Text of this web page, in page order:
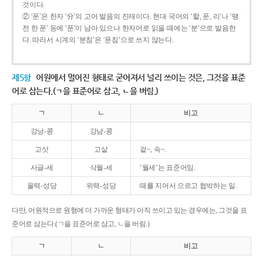
것이다.
② ‘푼’은 한자 ‘分’의 고어 발음의 잔재이다. 현대 국어의 ‘할, 푼, 리’나 ‘땡
전 한 푼’ 등에 ‘푼’이 남아 있으나 한자어로 읽을 때에는 ‘분’으로 발음한
다. 따라서 시계의 ‘분침’은 ‘푼침’으로 쓰지 않는다.
제5항 어원에서 멀어진 형태로 굳어져서 널리 쓰이는 것은, 그것을 표준
어로 삼는다.(ㄱ을 표준어로 삼고, ㄴ을 버림.)
ㄱ ㄴ 비고
강낭-콩 강남-콩
고삿 고샅 겉~, 속~.
사글-세 삭월-세 ‘월세’는 표준어임.
울력-성당 위력-성당 떼를 지어서 으르고 협박하는 일.
다만, 어원적으로 원형에 더 가까운 형태가 아직 쓰이고 있는 경우에는, 그것을 표
준어로 삼는다.(ㄱ을 표준어로 삼고, ㄴ을 버림.)
ㄱ ㄴ 비고